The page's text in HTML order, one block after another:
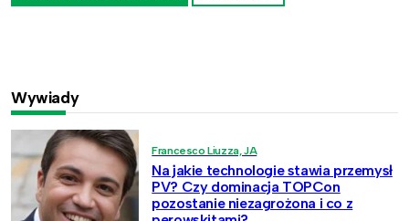
Wywiady
Francesco Liuzza, JA
Na jakie technologie stawia przemysł
PV? Czy dominacja TOPCon
pozostanie niezagrożona i co z